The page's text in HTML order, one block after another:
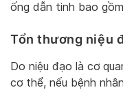
ống dẫn tinh bao
Tổn thương niệu
Do niệu đạo là cơ
cơ thể, nếu bệnh